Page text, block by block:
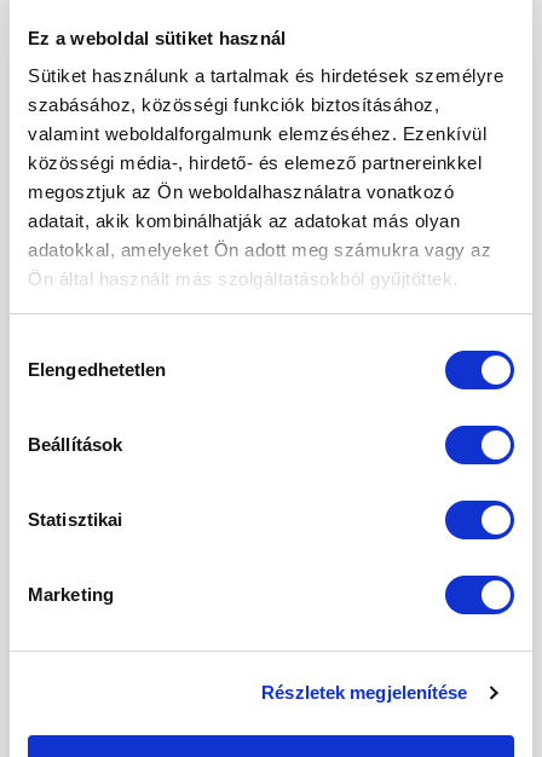
Ez a weboldal sütiket használ
Sütiket használunk a tartalmak és hirdetések személyre
szabásához, közösségi funkciók biztosításához,
valamint weboldalforgalmunk elemzéséhez. Ezenkívül
közösségi média-, hirdető- és elemező partnereinkkel
megosztjuk az Ön weboldalhasználatra vonatkozó
adatait, akik kombinálhatják az adatokat más olyan
adatokkal, amelyeket Ön adott meg számukra vagy az
Ön által használt más szolgáltatásokból gyűjtöttek.
kiválasztása
Elengedhetetlen
Beállítások
Statisztikai
Marketing
Részletek megjelenítése
2025. január
2024. november
2024. október
2024. szeptember
2024. május
2024. március
2023. szeptember
2023. február
2023. január
2022. november